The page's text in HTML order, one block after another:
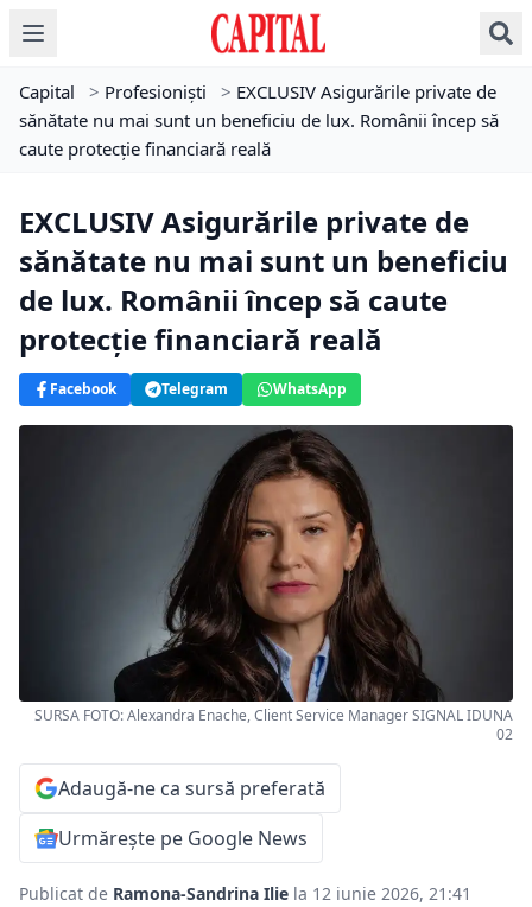
Capital > Profesioniști > EXCLUSIV Asigurările private de
sănătate nu mai sunt un beneficiu de lux. Românii încep să
caute protecție financiară reală
EXCLUSIV Asigurările private de
sănătate nu mai sunt un beneficiu
de lux. Românii încep să caute
protecție financiară reală
Facebook Telegram WhatsApp
SURSA FOTO: Alexandra Enache, Client Service Manager SIGNAL IDUNA
02
Adaugă-ne ca sursă preferată
Urmărește pe Google News
Publicat de Ramona-Sandrina Ilie la 12 iunie 2026, 21:41